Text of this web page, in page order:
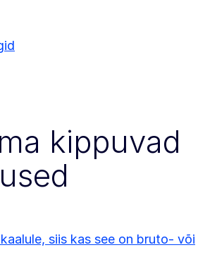
kippuvad
siis kas see on bruto- või